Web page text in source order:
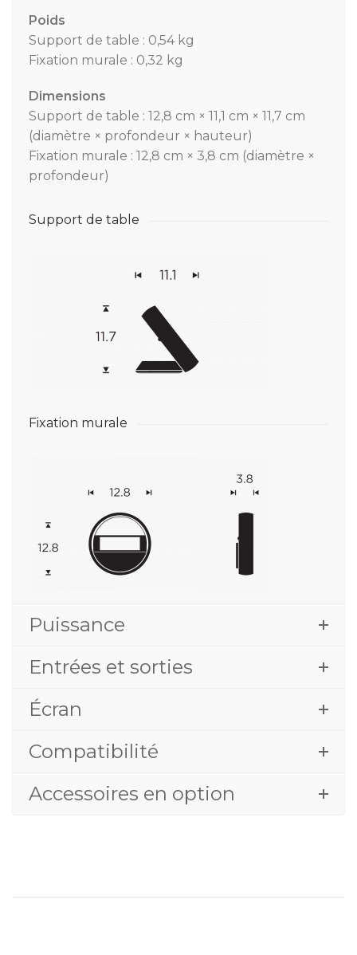
Poids
Support de table : 0,54 kg
Fixation murale : 0,32 kg
Dimensions
Support de table : 12,8 cm × 11,1 cm × 11,7 cm
(diamètre × profondeur × hauteur)
Fixation murale : 12,8 cm × 3,8 cm (diamètre ×
profondeur)
Support de table
Fixation murale
Puissance
Entrées et sorties
Écran
Compatibilité
Accessoires en option